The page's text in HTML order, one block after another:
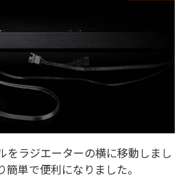
をラジエーターの横に移動しまし
単で便利になりました。